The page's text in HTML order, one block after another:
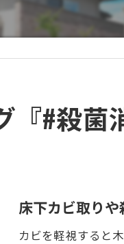
『#殺菌
床下カビ取り
カビを軽視すると